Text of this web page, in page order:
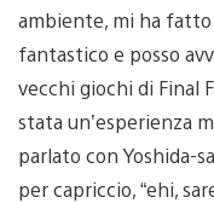
ambiente, mi ha fatto
fantastico e posso
vecchi giochi di Final
stata un’esperienza
parlato con Yoshida-
per capriccio, “ehi,